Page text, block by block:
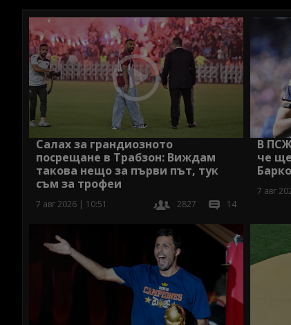
Салах за грандиозното
посрещане в Трабзон: Виждам
такова нещо за първи път, тук
съм за трофеи
7 авг 2026 | 10:51 2827 14
В
че
7 авг